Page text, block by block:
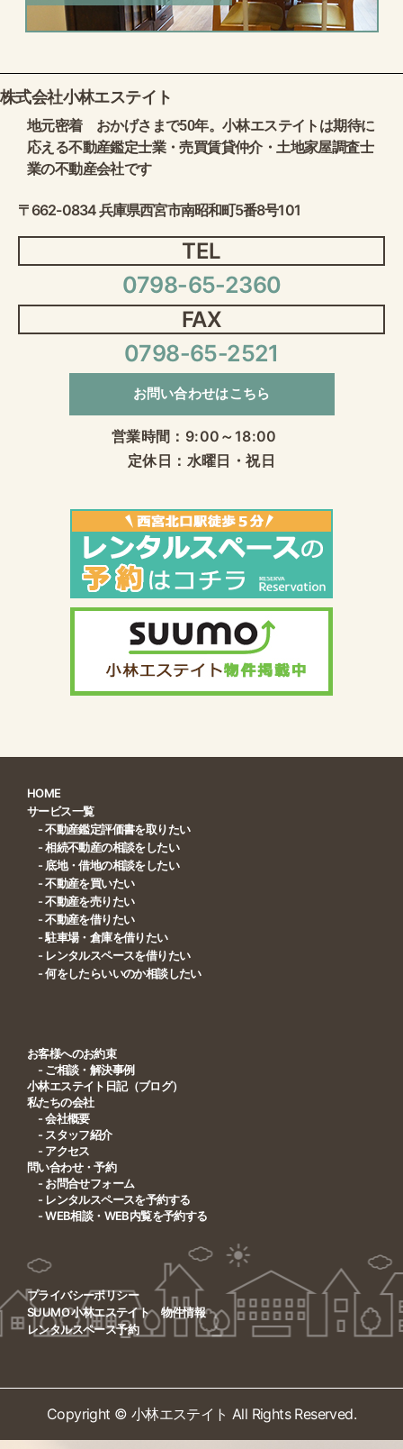
株式会社小林エステイト
地元密着 おかげさまで50年。小林エステイトは期待に
応える不動産鑑定士業・売買賃貸仲介・土地家屋調査士
業の不動産会社です
〒662-0834 兵庫県西宮市南昭和町5番8号101
TEL
0798-65-2360
FAX
0798-65-2521
お問い合わせはこちら
営業時間：9:00～18:00
定休日：水曜日・祝日
HOME
サービス一覧
- 不動産鑑定評価書を取りたい
- 相続不動産の相談をしたい
- 底地・借地の相談をしたい
- 不動産を買いたい
- 不動産を売りたい
- 不動産を借りたい
- 駐車場・倉庫を借りたい
- レンタルスペースを借りたい
- 何をしたらいいのか相談したい
お客様へのお約束
- ご相談・解決事例
小林エステイト日記（ブログ）
私たちの会社
- 会社概要
- スタッフ紹介
- アクセス
問い合わせ・予約
- お問合せフォーム
- レンタルスペースを予約する
- WEB相談・WEB内覧を予約する
プライバシーポリシー
SUUMO 小林エステイト 物件情報
レンタルスペース予約
Copyright © 小林エステイト All Rights Reserved.